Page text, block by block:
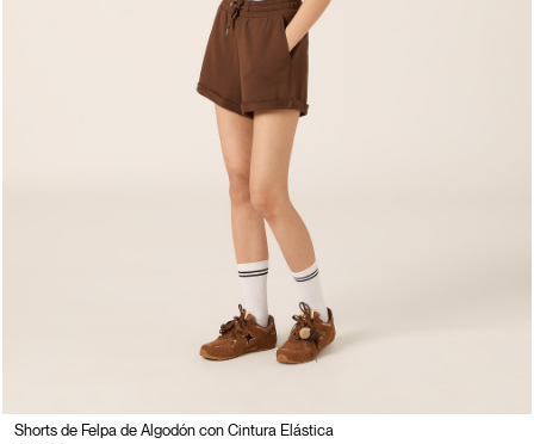
Shorts de Felpa de Algodón con Cintura Elástica